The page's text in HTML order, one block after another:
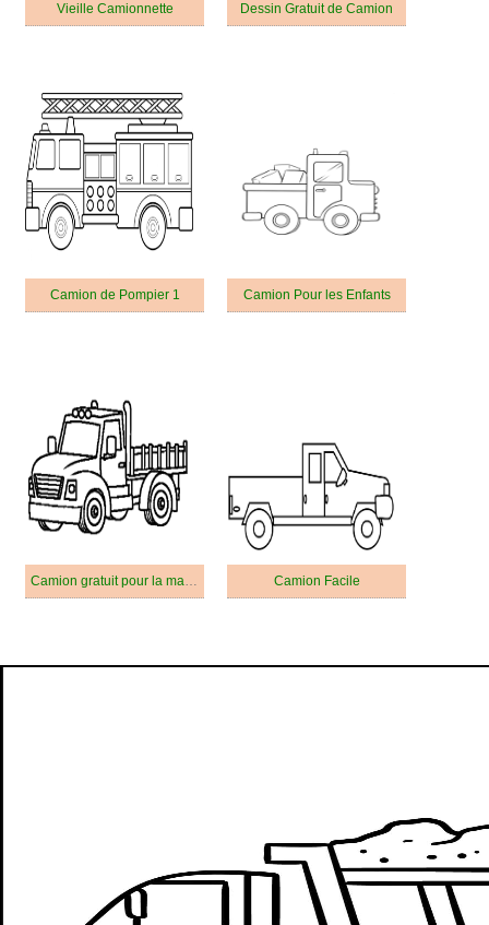
Vieille Camionnette Dessin Gratuit de Camion
Camion de Pompier 1 Camion Pour les Enfants
Camion gratuit pour la maternelle Camion Facile